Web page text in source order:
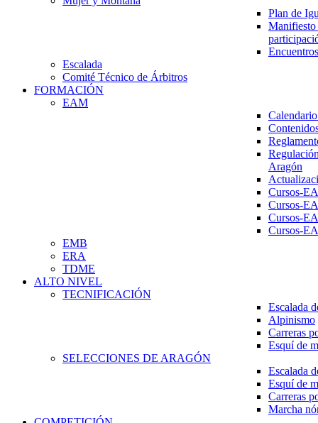
Plan de
Escalada
Comité Técnico de Árbitros
FORMACIÓN
EAM
Aragón
Cursos-
Cursos-
Cursos-
Cursos-
EMB
ERA
TDME
ALTO NIVEL
TECNIFICACIÓN
Escalada
Alpinismo
Carreras
Esquí de
SELECCIONES DE ARAGÓN
Escalada
Esquí de
Carreras
Marcha